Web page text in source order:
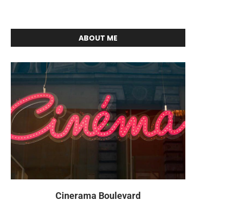
ABOUT ME
Cinerama Boulevard